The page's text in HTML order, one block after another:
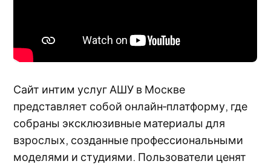
Сайт интим услуг АШУ в Москве
представляет собой онлайн‑платформу, где
собраны эксклюзивные материалы для
взрослых, созданные профессиональными
моделями и студиями. Пользователи ценят